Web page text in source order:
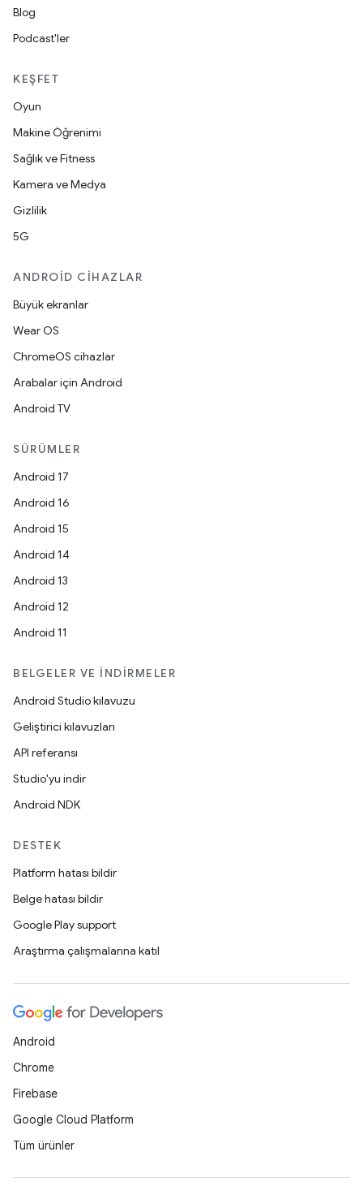
Blog
Podcast'ler
KEŞFET
Oyun
Makine Öğrenimi
Sağlık ve Fitness
Kamera ve Medya
Gizlilik
5G
ANDROID CIHAZLAR
Büyük ekranlar
Wear OS
ChromeOS cihazlar
Arabalar için Android
Android TV
SÜRÜMLER
Android 17
Android 16
Android 15
Android 14
Android 13
Android 12
Android 11
BELGELER VE İNDIRMELER
Android Studio kılavuzu
Geliştirici kılavuzları
API referansı
Studio'yu indir
Android NDK
DESTEK
Platform hatası bildir
Belge hatası bildir
Google Play support
Araştırma çalışmalarına katıl
Android
Chrome
Firebase
Google Cloud Platform
Tüm ürünler